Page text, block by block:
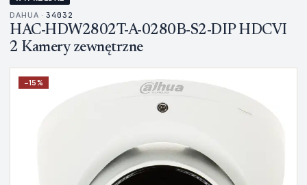
DAHUA · 34032
HAC-HDW2802T-A-0280B-S2-DIP HDCVI
2 Kamery zewnętrzne
−15%